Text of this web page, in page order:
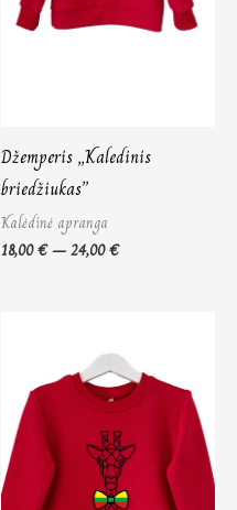
Džemperis „Kaledinis
briedžiukas”
Kalėdinė apranga
18,00€–24,00€
18,00 €
through
22,00 €